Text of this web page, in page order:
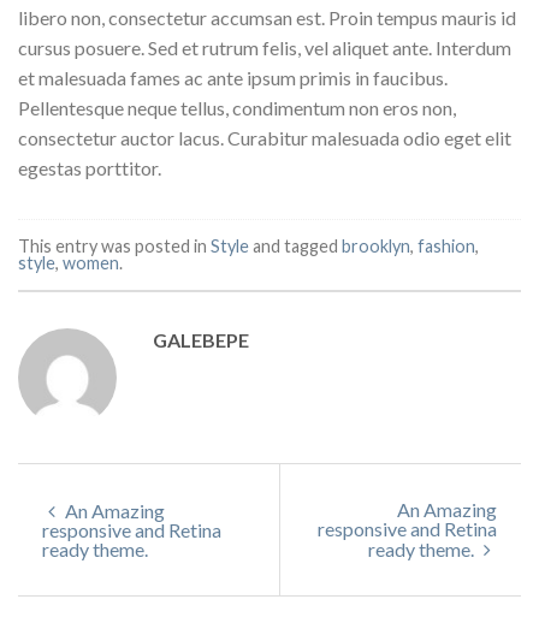
libero non, consectetur accumsan est. Proin tempus mauris id
cursus posuere. Sed et rutrum felis, vel aliquet ante. Interdum
et malesuada fames ac ante ipsum primis in faucibus.
Pellentesque neque tellus, condimentum non eros non,
consectetur auctor lacus. Curabitur malesuada odio eget elit
egestas porttitor.
This entry was posted in Styleand tagged brooklyn, fashion,
style, women.
GALEBEPE
An Amazing
responsive and Retina
ready theme.
An Amazing
responsive and Retina
ready theme.